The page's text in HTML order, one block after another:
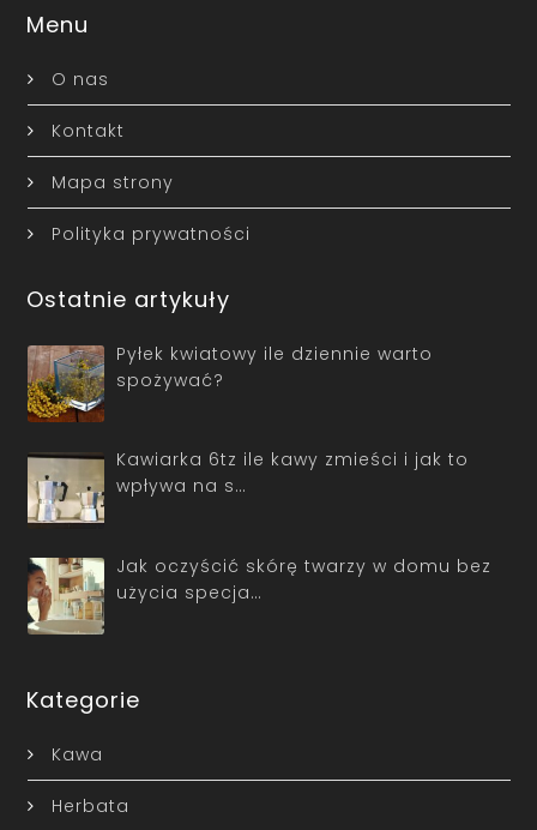
Menu
O nas
Kontakt
Mapa strony
Polityka prywatności
Ostatnie artykuły
Pyłek kwiatowy ile dziennie warto
spożywać?
Kawiarka 6tz ile kawy zmieści i jak to
wpływa na s…
Jak oczyścić skórę twarzy w domu bez
użycia specja…
Kategorie
Kawa
Herbata